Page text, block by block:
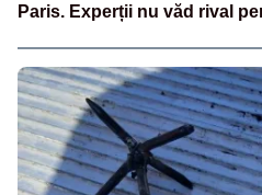
Paris. Experții nu văd rival